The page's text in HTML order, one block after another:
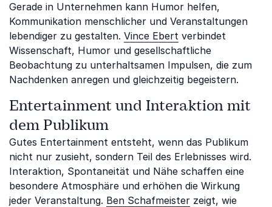
Gerade in Unternehmen kann Humor helfen,
Kommunikation menschlicher und Veranstaltungen
lebendiger zu gestalten. Vince Ebert verbindet
Wissenschaft, Humor und gesellschaftliche
Beobachtung zu unterhaltsamen Impulsen, die zum
Nachdenken anregen und gleichzeitig begeistern.
Entertainment und Interaktion mit
dem Publikum
Gutes Entertainment entsteht, wenn das Publikum
nicht nur zusieht, sondern Teil des Erlebnisses wird.
Interaktion, Spontaneität und Nähe schaffen eine
besondere Atmosphäre und erhöhen die Wirkung
jeder Veranstaltung. Ben Schafmeister zeigt, wie